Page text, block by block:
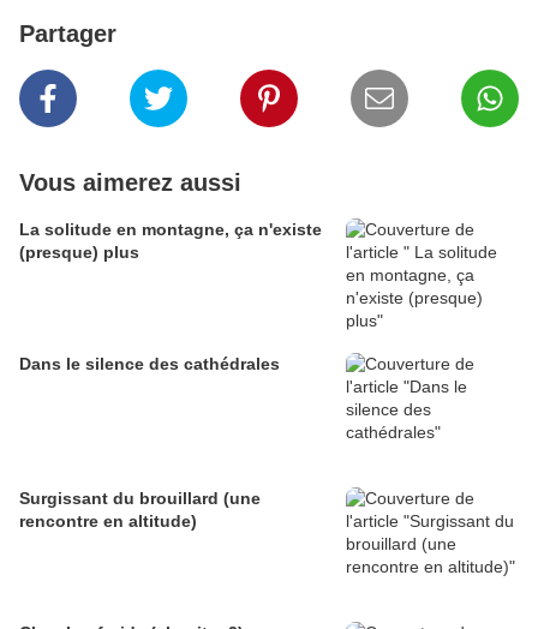
Partager
Vous aimerez aussi
La solitude en montagne, ça n'existe
(presque) plus
Dans le silence des cathédrales
Surgissant du brouillard (une
rencontre en altitude)